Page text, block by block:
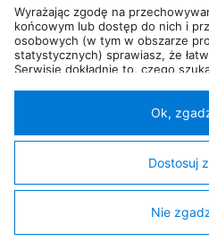
od599 zł
Motorola Moto Buds 2 Plus Anc Biały
7,9 km
Wyrażając zgodę na
końcowym lub dostęp do nich i
osobowych (w tym w obszarze
statystycznych) sprawiasz, że
Serwisie dokładnie to, czego
internetowy, dane przeglądania)
Twoja zgoda jest dobrowolna i
osobowych w celach:
reklam oraz ich pomiaru,
funkcjonalności strony,
Zgoda obejmuje także
klasyfikacji IAB Europe) dla
Ok,
Dostosuj
Nie